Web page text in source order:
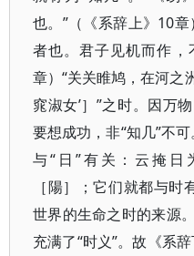
也。”（《系辞上》10
者也。君子见机而作，
章）“关关睢鸠，在河之
窕淑女’］”之时。因万
要想成功，非“知几”不
与“日”有关：云掩日
［陽］；它们就都与时
世界的生命之时的来源
充满了“时义”。故《系